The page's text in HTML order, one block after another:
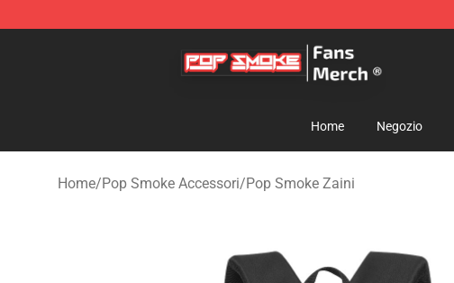
Pop Smoke Store - Official Pop Smoke Merchandise Shop
Home Negozio
Home/Pop Smoke Accessori/Pop Smoke Zaini